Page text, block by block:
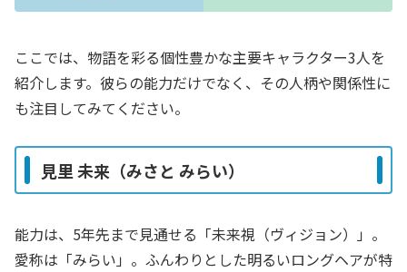
ここでは、物語を彩る個性豊かな主要キャラクター3人を
紹介します。彼らの能力だけでなく、その人柄や関係性に
も注目してみてください。
見里 未来（みさと みらい）
能力は、5年先まで見通せる「未来視（ヴィジョン）」。
愛称は「みらい」。ふんわりとした明るいロングヘアが特